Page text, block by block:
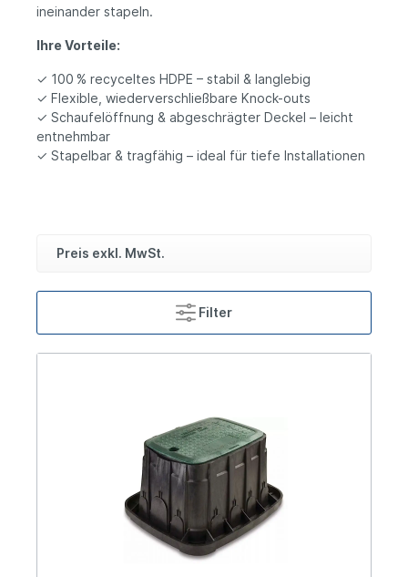
ineinander stapeln.
Ihre Vorteile:
✓ 100 % recyceltes HDPE – stabil & langlebig
✓ Flexible, wiederverschließbare Knock-outs
✓ Schaufelöffnung & abgeschrägter Deckel – leicht
entnehmbar
✓ Stapelbar & tragfähig – ideal für tiefe Installationen
Preis exkl. MwSt.
Filter